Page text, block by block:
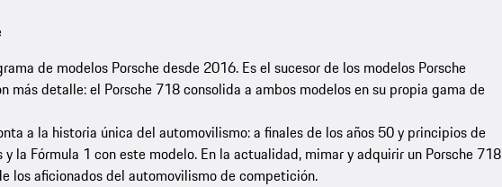
de modelos Porsche desde 2016. Es el sucesor de los modelos Porsche
más detalle: el Porsche 718 consolida a ambos modelos en su propia gama de
a la historia única del automovilismo: a finales de los años 50 y principios de
la Fórmula 1 con este modelo. En la actualidad, mimar y adquirir un Porsche 718
los aficionados del automovilismo de competición.